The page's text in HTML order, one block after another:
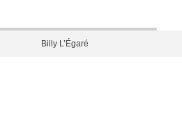
Billy L’Égaré